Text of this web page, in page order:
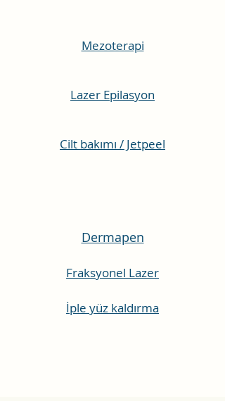
Mezoterapi
Lazer Epilasyon
Cilt bakımı / Jetpeel
Dermapen
Fraksyonel Lazer
İple yüz kaldırma